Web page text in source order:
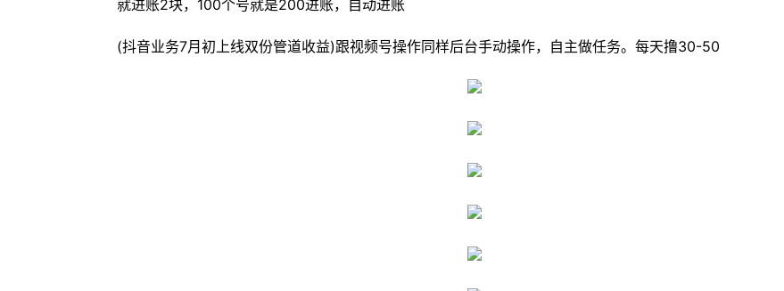
就进账2块，100个号就是200进账，自动进账
(抖音业务7月初上线双份管道收益)跟视频号操作同样后台手动操作，自主做任务。每天撸30-50